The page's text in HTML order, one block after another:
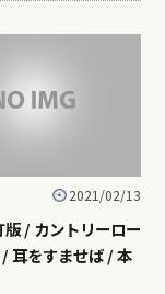
2021/02/13
/ カントリーロー
耳をすませば / 本